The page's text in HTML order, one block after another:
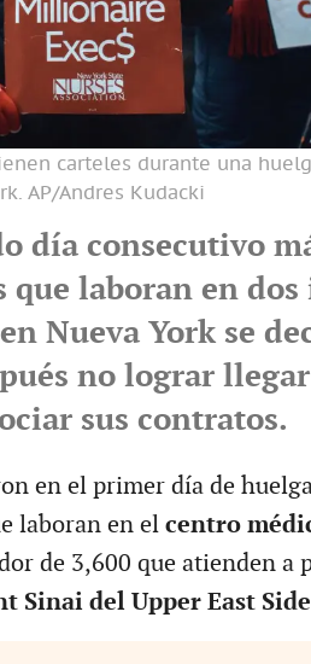
carteles durante una
AP/Andres Kudacki
día consecutivo
que laboran en
Nueva York se
no lograr
sus contratos.
en el primer día de
laboran en el centro
de 3,600 que atienden a
Sinai del Upper East